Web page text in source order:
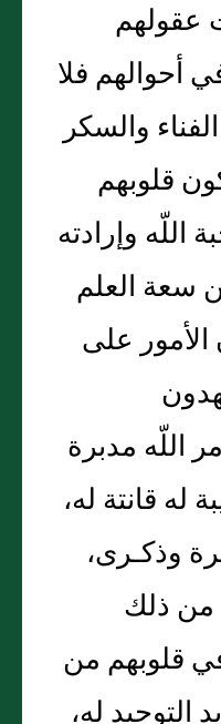
عقولهم
أحوالهم فلا
والسكر
قلوبهم
وإرادته
سعة العلم
الأمور على
اللّه مدبرة
له قانتة له،
وذكـرى،
من ذلك
قلوبهم من